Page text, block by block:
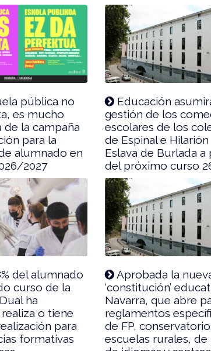
pública no
es mucho
de la campaña
para la
alumnado en
2027
Educación
gestión de los
escolares de los
de Espinal e Hilarión
Eslava de Burlada a
del próximo curso
del alumnado
curso de la
ha
o tiene
para
formativas
Aprobada la
‘constitución’
Navarra, que abre
reglamentos
de FP,
escuelas rurales, de